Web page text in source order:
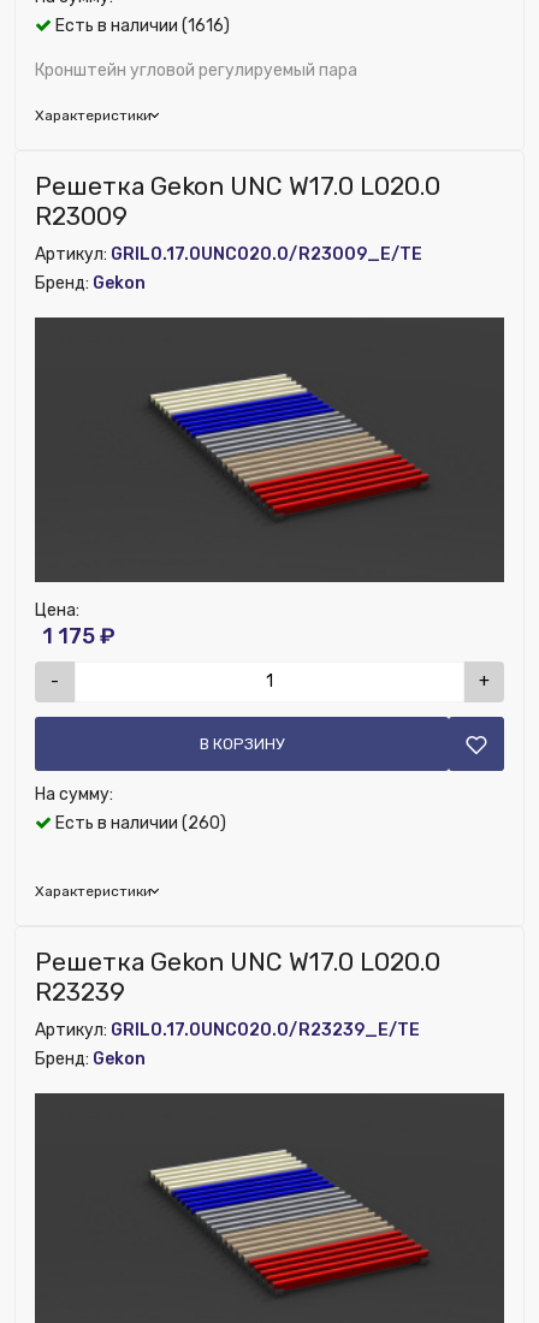
Есть в наличии (1616)
Кронштейн угловой регулируемый пара
Характеристики
Бренд:
Цвет решетки:
Исключить из публикации на веб-витрине mag1c:
Нет
Материал:Сталь
Номенклатура:Кронштейн угловой регулируемый
Решетка Gekon UNC W17.0 L020.0
R23009
Артикул: GRIL0.17.0UNC020.0/R23009_E/TE
Бренд: Gekon
Есть в наличии (260)
Характеристики
Цена:
1 175 ₽
- +
В КОРЗИНУ
На сумму:
Бренд:
Цвет решетки:
Ширина (мм):200
Высота (мм):
Номенклатура:Решетка рулонная алюминиевая для
Решетка Gekon UNC W17.0 L020.0
R23239
Артикул: GRIL0.17.0UNC020.0/R23239_E/TE
Бренд: Gekon